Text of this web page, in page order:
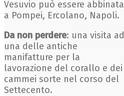
Vesuvio può essere abbinata
a Pompei, Ercolano, Napoli.
Da non perdere: una visita ad
una delle antiche
manifatture per la
lavorazione del corallo e dei
cammei sorte nel corso del
Settecento.